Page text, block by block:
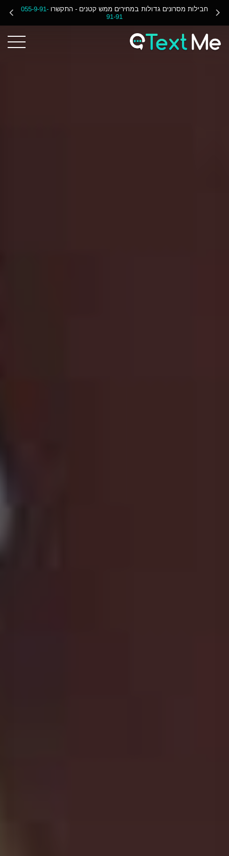
Content
חבילות מסרונים גדולות במחירים ממש קטנים - התקשרו 055-9-91-
91-91